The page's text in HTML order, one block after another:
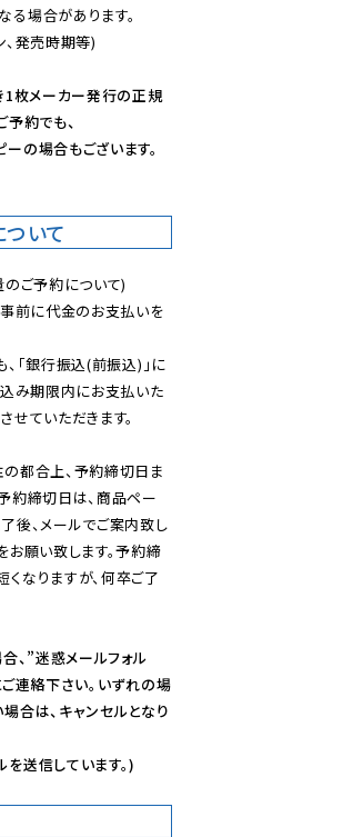
場合があります。
発売時期等)
1枚メーカー発行の正規
約でも、
の場合もございます。
いて
ご予約について)
前に代金のお支払いを
「銀行振込(前振込)」に
込み期限内にお支払いた
ていただきます。
都合上、予約締切日ま
約締切日は、商品ペー
後、メールでご案内致し
お願い致します。予約締
なりますが、何卒ご了
、”迷惑メールフォル
連絡下さい。いずれの場
合は、キャンセルとなり
送信しています。)